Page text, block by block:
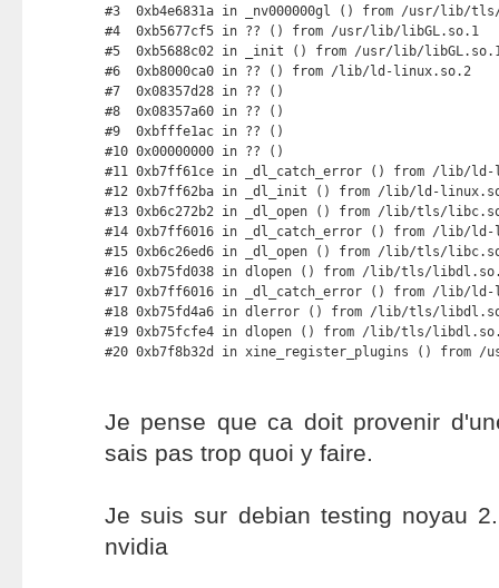
#3  0xb4e6831a in _nv000000gl () from /usr/lib/
#4  0xb5677cf5 in ?? () from /usr/lib/libGL.so.1
#5  0xb5688c02 in _init () from /usr/lib/
#6  0xb8000ca0 in ?? () from /lib/ld-linux.so.2
#7  0x08357d28 in ?? ()
#8  0x08357a60 in ?? ()
#9  0xbfffe1ac in ?? ()
#10 0x00000000 in ?? ()
#11 0xb7ff61ce in _dl_catch_error () from /lib/ld-
#12 0xb7ff62ba in _dl_init () from /lib/ld-
#13 0xb6c272b2 in _dl_open () from /lib/tls/
#14 0xb7ff6016 in _dl_catch_error () from /lib/ld-
#15 0xb6c26ed6 in _dl_open () from /lib/tls/
#16 0xb75fd038 in dlopen () from /lib/tls/
#17 0xb7ff6016 in _dl_catch_error () from /lib/ld-
#18 0xb75fd4a6 in dlerror () from /lib/tls/
#19 0xb75fcfe4 in dlopen () from /lib/tls/
#20 0xb7f8b32d in xine_register_plugins () from
Je pense que ca doit provenir
sais pas trop quoi y faire.
Je suis sur debian testing noyau
nvidia